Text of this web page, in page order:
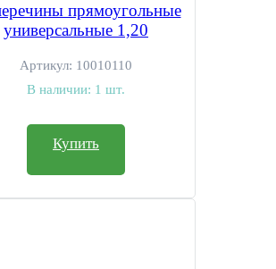
прямоугольные
универсальные 1,20
Артикул: 10010110
В наличии: 1 шт.
Купить